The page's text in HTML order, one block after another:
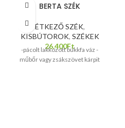
BERTA SZÉK
ÉTKEZŐ SZÉK,
KISBÚTOROK, SZÉKEK
26.400Ft
-pácolt lakkozott bükkfa váz -
műbőr vagy zsákszövet kárpit